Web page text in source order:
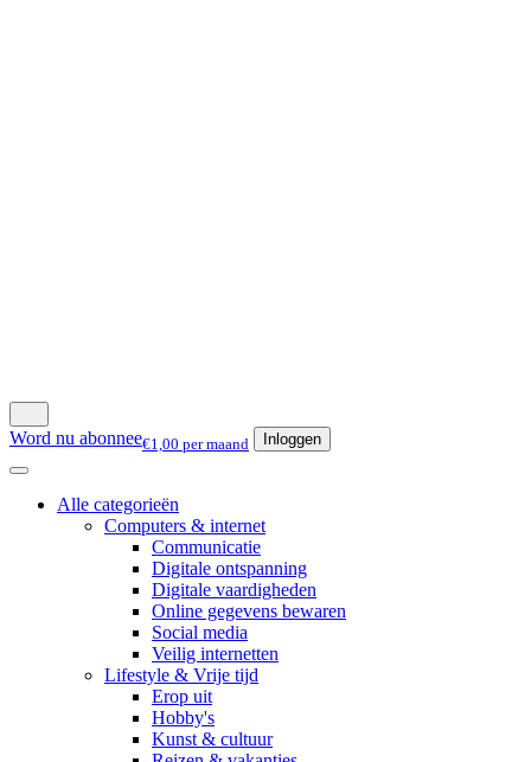
Word nu abonnee€1,00 per maand Inloggen
Alle categorieën
Computers & internet
Communicatie
Digitale ontspanning
Digitale vaardigheden
Online gegevens bewaren
Social media
Veilig internetten
Lifestyle & Vrije tijd
Erop uit
Hobby's
Kunst & cultuur